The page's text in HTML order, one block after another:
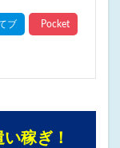
稼ぎ！